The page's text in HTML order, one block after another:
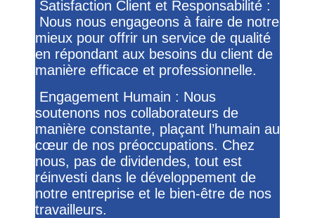
Satisfaction Client et Responsabilité :
Nous nous engageons à faire de notre
mieux pour offrir un service de qualité
en répondant aux besoins du client de
manière efficace et professionnelle.
Engagement Humain : Nous
soutenons nos collaborateurs de
manière constante, plaçant l’humain au
cœur de nos préoccupations. Chez
nous, pas de dividendes, tout est
réinvesti dans le développement de
notre entreprise et le bien-être de nos
travailleurs.